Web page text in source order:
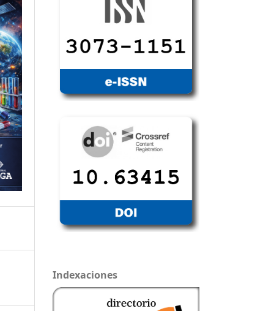
Indexaciones